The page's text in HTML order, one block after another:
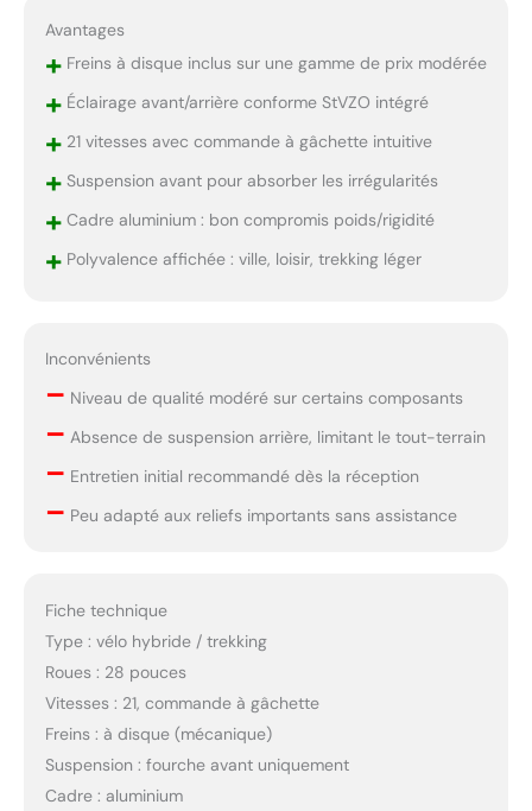
Avantages
+Freins à disque inclus sur une gamme de prix modérée
+Éclairage avant/arrière conforme StVZO intégré
+21 vitesses avec commande à gâchette intuitive
+Suspension avant pour absorber les irrégularités
+Cadre aluminium : bon compromis poids/rigidité
+Polyvalence affichée : ville, loisir, trekking léger
Inconvénients
– Niveau de qualité modéré sur certains composants
– Absence de suspension arrière, limitant le tout-terrain
– Entretien initial recommandé dès la réception
– Peu adapté aux reliefs importants sans assistance
Fiche technique
Type : vélo hybride / trekking
Roues : 28 pouces
Vitesses : 21, commande à gâchette
Freins : à disque (mécanique)
Suspension : fourche avant uniquement
Cadre : aluminium